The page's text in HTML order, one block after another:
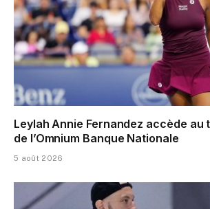
Leylah Annie Fernandez accède au
de l’Omnium Banque Nationale
5 août 2026